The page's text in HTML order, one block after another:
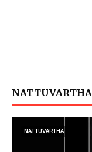
NATTUVARTHA
NATTUVARTHA